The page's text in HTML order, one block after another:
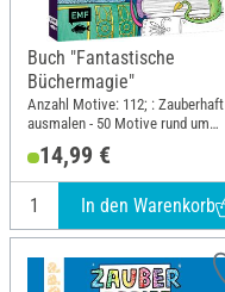
Buch "Fantastische
Büchermagie"
Anzahl Motive: 112; : Zauberhaft
ausmalen - 50 Motive rund um
Bücher & Lessen; Breite: 20 cm;
Höhe: 23.5 cm
14,99 €
In den Warenkorb